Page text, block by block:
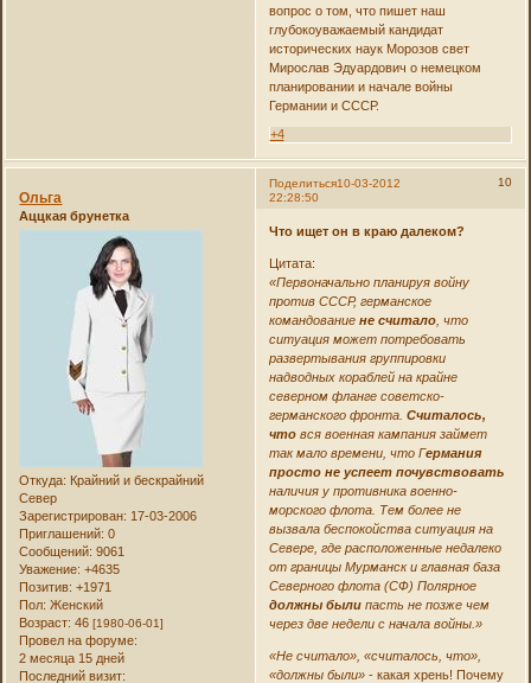
вопрос о том, что пишет наш
глубокоуважаемый кандидат
исторических наук Морозов свет
Мирослав Эдуардович о немецком
планировании и начале войны
Германии и СССР.
+4
Поделиться 10
10-03-2012
22:28:50
Ольга
Аццкая брунетка
Откуда: Крайний и бескрайний
Север
Зарегистрирован: 17-03-2006
Приглашений: 0
Сообщений: 9061
Уважение: +4635
Позитив: +1971
Пол: Женский
Возраст: 46[1980-06-01]
Провел на форуме:
2 месяца 15 дней
Последний визит:
Что ищет он в краю далеком?
Цитата:
«Первоначально планируя войну
против СССР, германское
командование не считало, что
ситуация может потребовать
развертывания группировки
надводных кораблей на крайне
северном фланге советско-
германского фронта. Считалось,
что вся военная кампания займет
так мало времени, что Германия
просто не успеет почувствовать
наличия у противника военно-
морского флота. Тем более не
вызвала беспокойства ситуация на
Севере, где расположенные недалеко
от границы Мурманск и главная база
Северного флота (СФ) Полярное
должны былипасть не позже чем
через две недели с начала войны.»
«Не считало», «считалось, что»,
«должны были» - какая хрень! Почему